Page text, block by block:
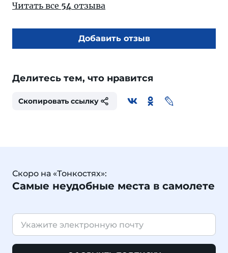
Читать все 54 отзыва
Добавить отзыв
Делитесь тем, что нравится
Скопировать ссылку
Скоро на «Тонкостях»:
Самые неудобные места в самолете